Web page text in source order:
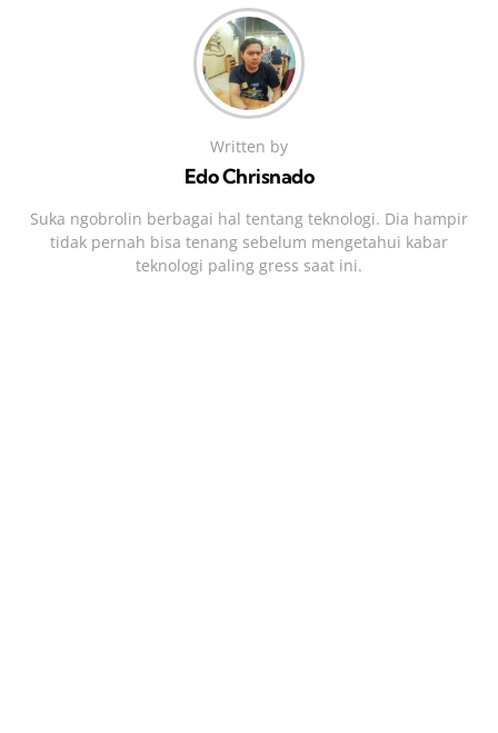
Written by
Edo Chrisnado
Suka ngobrolin berbagai hal tentang teknologi. Dia hampir
tidak pernah bisa tenang sebelum mengetahui kabar
teknologi paling gress saat ini.